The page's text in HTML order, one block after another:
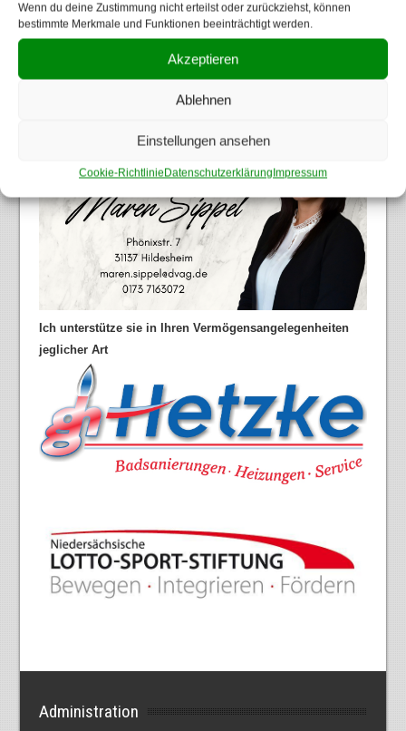
Wenn du deine Zustimmung nicht erteilst oder zurückziehst, können
bestimmte Merkmale und Funktionen beeinträchtigt werden.
Akzeptieren
Ablehnen
Einstellungen ansehen
Cookie-RichtlinieDatenschutzerklärungImpressum
Ich unterstütze sie in Ihren Vermögensangelegenheiten
jeglicher Art
Administration